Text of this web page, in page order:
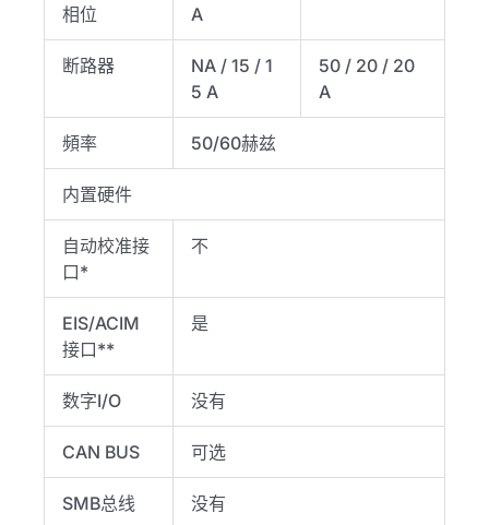
相位
A
断路器
NA / 15 / 1
5 A
50 / 20 / 20
A
頻率 50/60赫兹
内置硬件
自动校准接
口*
不
EIS/ACIM
接口**
是
数字I/O 没有
CAN BUS 可选
SMB总线 没有